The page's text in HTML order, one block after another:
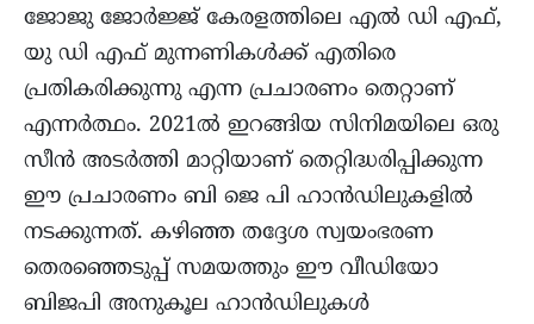
ജോജു ജോർജ്ജ് കേരളത്തിലെ എൽ ഡി എഫ്,
യു ഡി എഫ് മുന്നണികൾക്ക് എതിരെ
പ്രതികരിക്കുന്നു എന്ന പ്രചാരണം തെറ്റാണ്
എന്നർത്ഥം. 2021ൽ ഇറങ്ങിയ സിനിമയിലെ ഒരു
സീൻ അടർത്തി മാറ്റിയാണ് തെറ്റിദ്ധരിപ്പിക്കുന്ന
ഈ പ്രചാരണം ബി ജെ പി ഹാൻഡിലുകളിൽ
നടക്കുന്നത്. കഴിഞ്ഞ തദ്ദേശ സ്വയംഭരണ
തെരഞ്ഞെടുപ്പ് സമയത്തും ഈ വീഡിയോ
ബിജപി അനുകൂല ഹാൻഡിലുകൾ